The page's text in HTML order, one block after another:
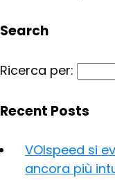
Search
Ricerca per:
Recent Posts
VOIspeed si
ancora più